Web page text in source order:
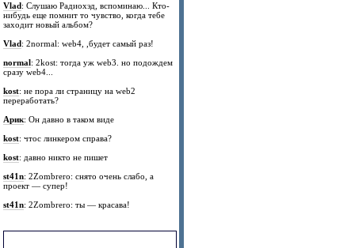
Vlad: Слушаю Радиохэд, вспоминаю... Кто-
нибудь еще помнит то чувство, когда тебе
заходит новый альбом?
Vlad: 2normal: web4, ,будет самый раз!
normal: 2kost: тогда уж web3. но подождем
сразу web4...
kost: не пора ли страницу на web2
переработать?
Арик: Он давно в таком виде
kost: чтос линкером справа?
kost: давно никто не пишет
st41n: 2Zombrero: снято очень слабо, а
проект — супер!
st41n: 2Zombrero: ты — красава!